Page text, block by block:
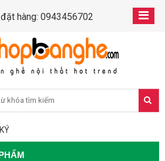
hàng: 0943456702